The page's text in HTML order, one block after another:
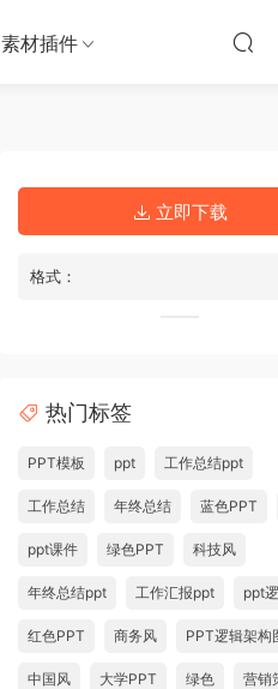
素材插件
立即下载
格式：
热门标签
PPT模板 ppt 工作总结ppt
工作总结 年终总结 蓝色PPT
ppt课件 绿色PPT 科技风
年终总结ppt 工作汇报ppt ppt
红色PPT 商务风 PPT逻辑架构
中国风 大学PPT 绿色 营销